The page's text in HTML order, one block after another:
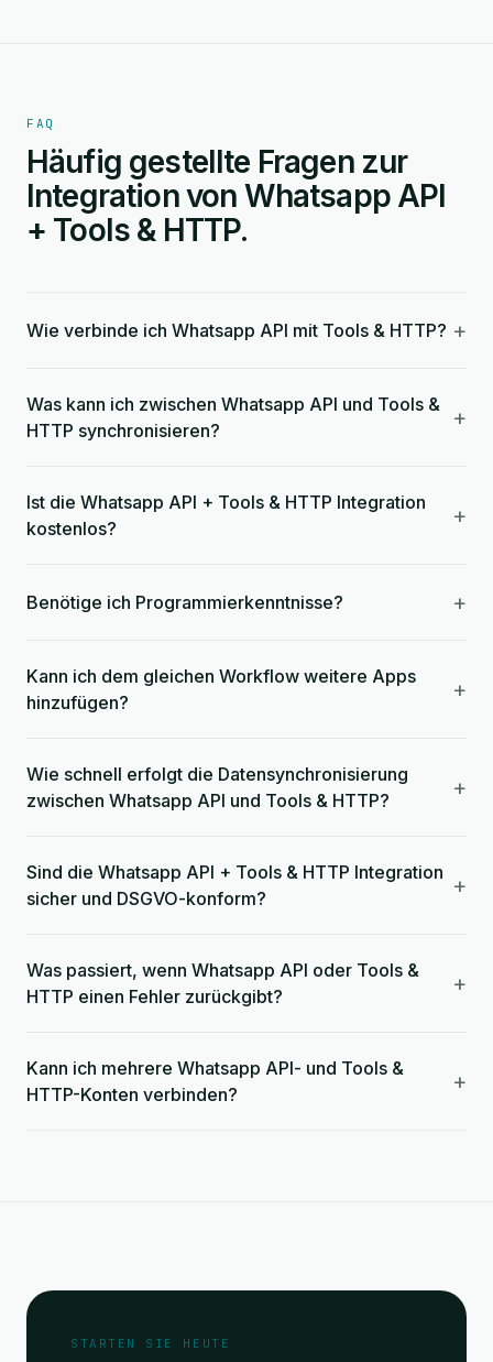
FAQ
Häufig gestellte Fragen zur
Integration von Whatsapp API
+ Tools & HTTP.
Wie verbinde ich Whatsapp API mit Tools & HTTP? +
Was kann ich zwischen Whatsapp API und Tools &
HTTP synchronisieren?
+
Ist die Whatsapp API + Tools & HTTP Integration
kostenlos?
+
Benötige ich Programmierkenntnisse? +
Kann ich dem gleichen Workflow weitere Apps
hinzufügen?
+
Wie schnell erfolgt die Datensynchronisierung
zwischen Whatsapp API und Tools & HTTP?
+
Sind die Whatsapp API + Tools & HTTP Integration
sicher und DSGVO-konform?
+
Was passiert, wenn Whatsapp API oder Tools &
HTTP einen Fehler zurückgibt?
+
Kann ich mehrere Whatsapp API- und Tools &
HTTP-Konten verbinden?
+
STARTEN SIE HEUTE